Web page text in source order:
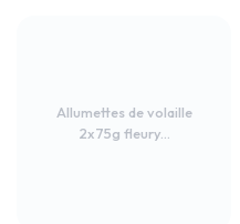
Allumettes de volaille
2x75g fleury...